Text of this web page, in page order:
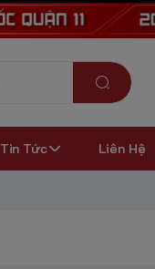
Tin Tức Liên Hệ